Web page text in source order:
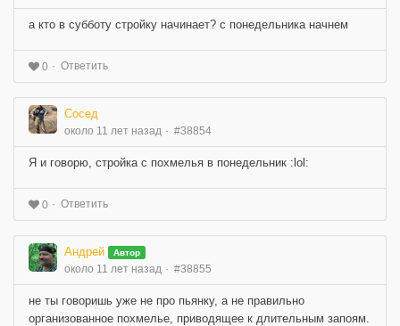
а кто в субботу стройку начинает? с понедельника начнем
0 Ответить
Сосед
около 11 лет назад #38854
Я и говорю, стройка с похмелья в понедельник :lol:
0 Ответить
Андрей Автор
около 11 лет назад #38855
не ты говоришь уже не про пьянку, а не правильно
организованное похмелье, приводящее к длительным запоям.